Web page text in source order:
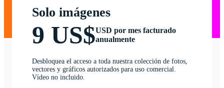
Solo imágenes
9 US$USD por mes facturado
anualmente
Desbloquea el acceso a toda nuestra colección de fotos,
vectores y gráficos autorizados para uso comercial.
Vídeo no incluido.